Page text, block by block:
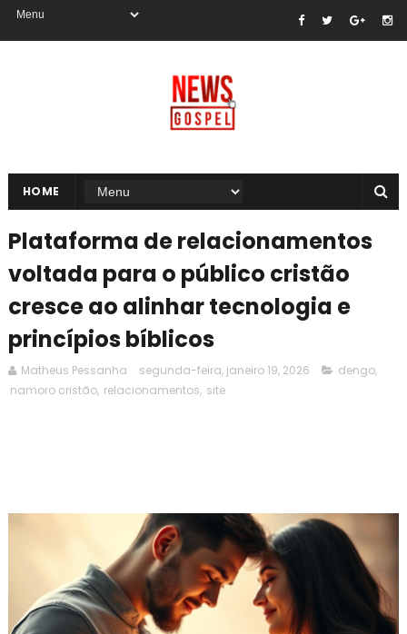
HOME
Plataforma de relacionamentos
voltada para o público cristão
cresce ao alinhar tecnologia e
princípios bíblicos
Matheus Pessanha segunda-feira, janeiro 19, 2026 dengo,
namoro cristão, relacionamentos, site